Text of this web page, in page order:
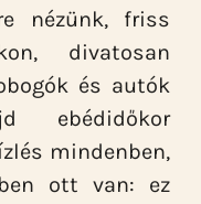
nézünk, friss
divatosan
és autók
ebédidőkor
mindenben,
ott van: ez